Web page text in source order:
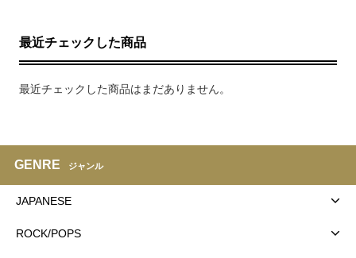
最近チェックした商品
最近チェックした商品はまだありません。
GENRE ジャンル
JAPANESE
ROCK/POPS